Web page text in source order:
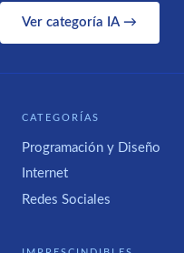
Ver categoría IA →
CATEGORÍAS
Programación y Diseño
Internet
Redes Sociales